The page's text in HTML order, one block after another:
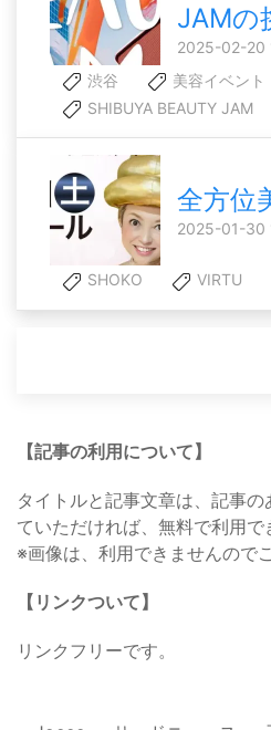
JAMの
2025-02-20
渋谷
美容イベント
SHIBUYA BEAUTY JAM
全方位
2025-01-30
SHOKO VIRTU
【記事の利用について】
タイトルと記事文章は、記事
ていただければ、無料で利用で
※画像は、利用できませんので
【リンクついて】
リンクフリーです。